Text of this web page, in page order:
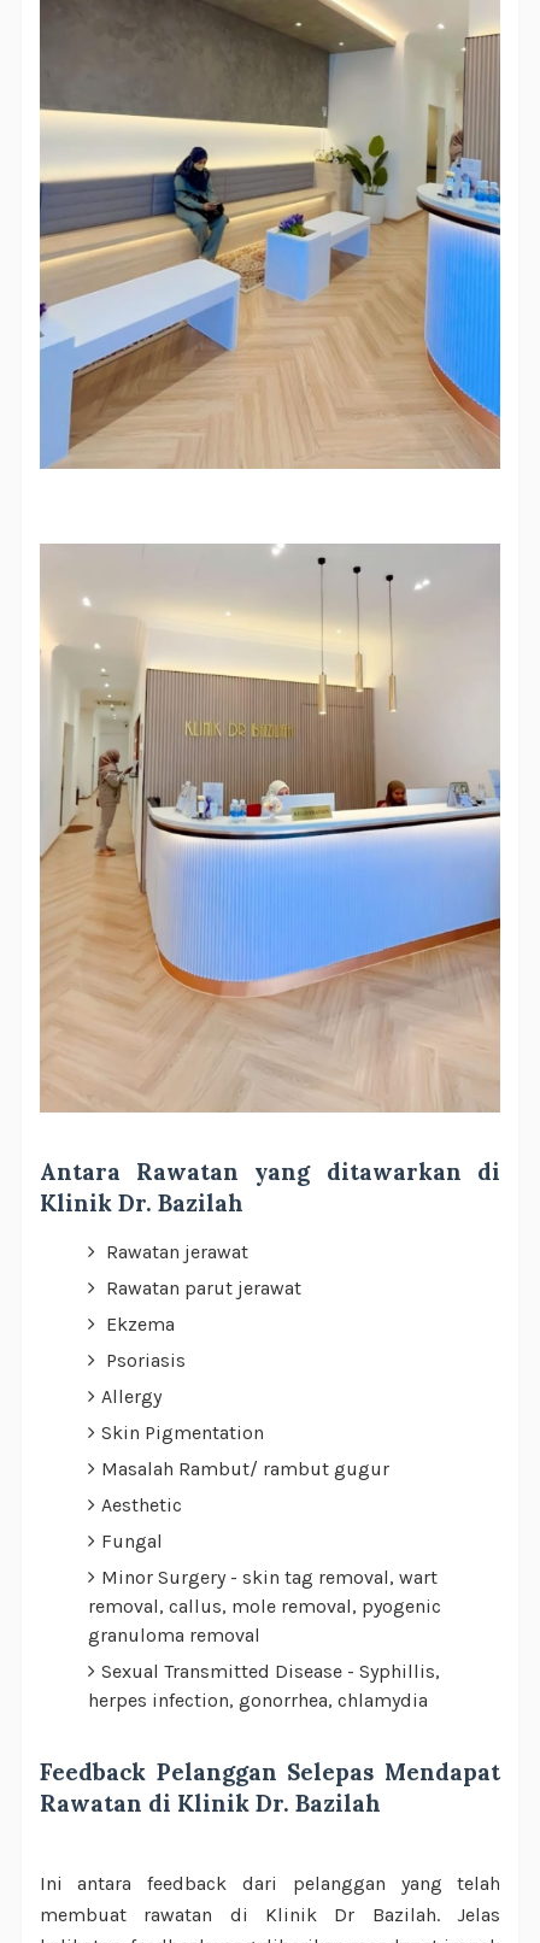
Antara Rawatan yang ditawarkan di
Klinik Dr. Bazilah
Rawatan jerawat
Rawatan parut jerawat
Ekzema
Psoriasis
Allergy
Skin Pigmentation
Masalah Rambut/ rambut gugur
Aesthetic
Fungal
Minor Surgery - skin tag removal, wart
removal, callus, mole removal, pyogenic
granuloma removal
Sexual Transmitted Disease - Syphillis,
herpes infection, gonorrhea, chlamydia
Feedback Pelanggan Selepas Mendapat
Rawatan di Klinik Dr. Bazilah
Ini antara feedback dari pelanggan yang telah
membuat rawatan di Klinik Dr Bazilah. Jelas